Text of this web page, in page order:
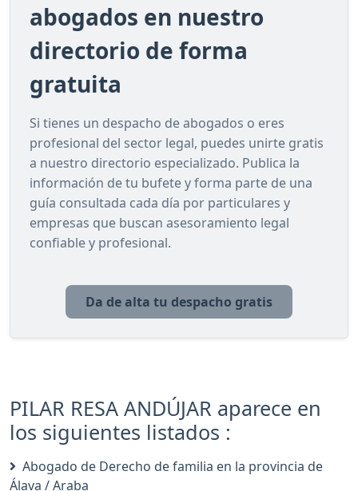
abogados en nuestro
directorio de forma
gratuita
Si tienes un despacho de abogados o eres
profesional del sector legal, puedes unirte gratis
a nuestro directorio especializado. Publica la
información de tu bufete y forma parte de una
guía consultada cada día por particulares y
empresas que buscan asesoramiento legal
confiable y profesional.
Da de alta tu despacho gratis
PILAR RESA ANDÚJAR aparece en
los siguientes listados :
Abogado de Derecho de familia en la provincia de
Álava / Araba